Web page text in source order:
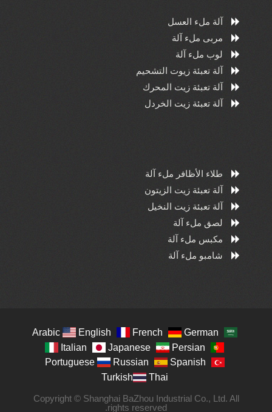
آلة ملء العسل
مربى ملء آلة
لوب ملء آلة
آلة تعبئة زيوت التشحيم
آلة تعبئة زيت المحرك
آلة تعبئة زيت الخردل
طلاء الأظافر ملء آلة
آلة تعبئة زيت الزيتون
آلة تعبئة زيت النخيل
لصق ملء آلة
مكبس ملء آلة
شامبو ملء آلة
Arabic English French
German
Italian
Japanese
Persian
Portuguese
Russian
Spanish
Turkish
Thai
Copyright © Shanghai BaZhou Industrial Co., Ltd. All
rights reserved.